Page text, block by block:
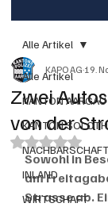
Alle Artikel
KANTON AARGAU
KANTON
NACHBARSCHAFT
INLAND
WIRTSCHAFT
Alle Artikel
Zwei
von der
KAPO AG19.
Mit NaN von
Sowohl in
am
Strasse ab.